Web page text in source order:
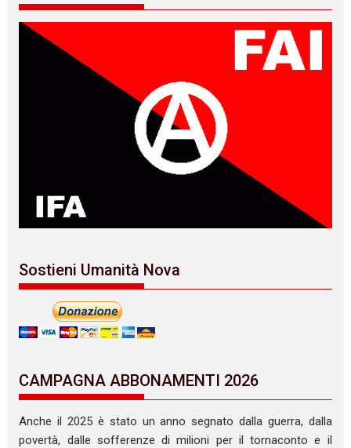
Sostieni Umanità Nova
CAMPAGNA ABBONAMENTI 2026
Anche il 2025 è stato un anno segnato dalla guerra, dalla
povertà, dalle sofferenze di milioni per il tornaconto e il